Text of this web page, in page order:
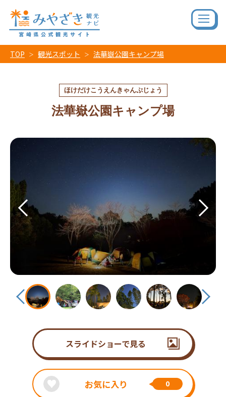
TOP 観光スポット 法華嶽公園キャンプ場
ほけだけこうえんきゃんぷじょう
法華嶽公園キャンプ場
スライドショーで見る
お気に入り 0